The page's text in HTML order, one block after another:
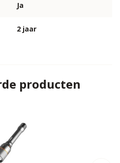
Ja
2 jaar
producten